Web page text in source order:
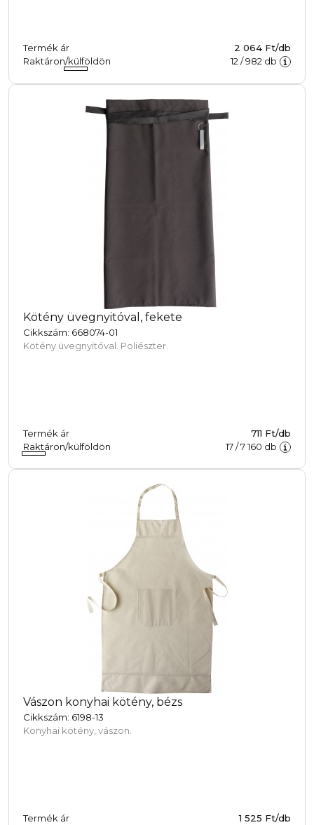
Termék ár
2 064 Ft/db
Raktáron/külföldön
12 /982 db
Kötény üvegnyitóval, fekete
Cikkszám: 668074-01
Kötény üvegnyitóval. Poliészter.
Termék ár
711 Ft/db
Raktáron/külföldön
17/7 160 db
Vászon konyhai kötény, bézs
Cikkszám: 6198-13
Konyhai kötény, vászon.
Termék ár
1 525 Ft/db